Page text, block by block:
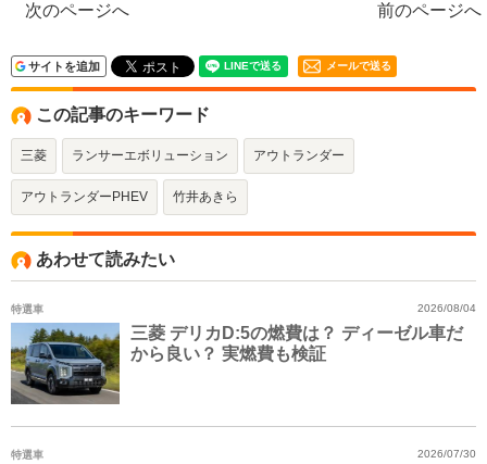
次のページへ 前のページへ
サイトを追加 メールで送る
この記事のキーワード
三菱 ランサーエボリューション アウトランダー
アウトランダーPHEV 竹井あきら
あわせて読みたい
特選車
三菱 デリカD:5の燃費は？ ディーゼル車だ
から良い？ 実燃費も検証
2026/08/04
特選車 2026/07/30